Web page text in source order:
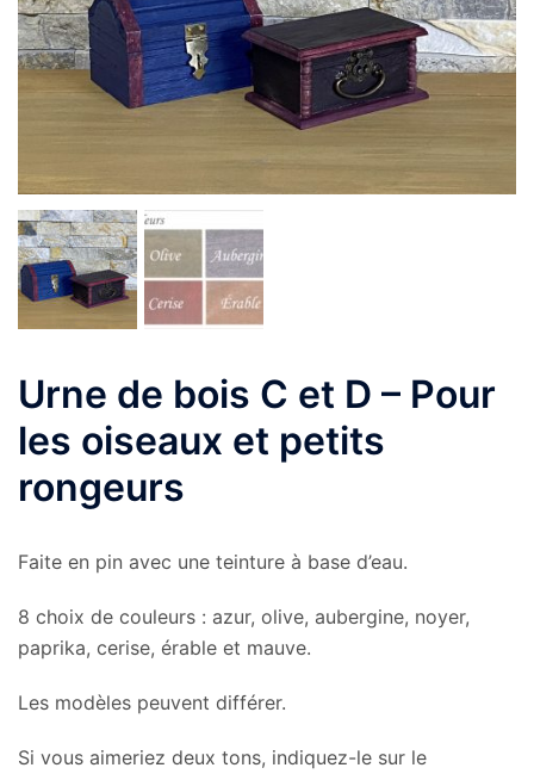
Urne de bois C et D – Pour
les oiseaux et petits
rongeurs
Faite en pin avec une teinture à base d’eau.
8 choix de couleurs : azur, olive, aubergine, noyer,
paprika, cerise, érable et mauve.
Les modèles peuvent différer.
Si vous aimeriez deux tons, indiquez-le sur le